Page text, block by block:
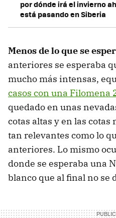
por dónde irá el invierno
está pasando en Siberia
Menos de lo que se
anteriores se esperaba
mucho más intensas,
casos con una Filomena
quedado en unas
cotas altas y en las cotas
tan relevantes como lo
anteriores. Lo mismo
donde se esperaba una
blanco que al final no se